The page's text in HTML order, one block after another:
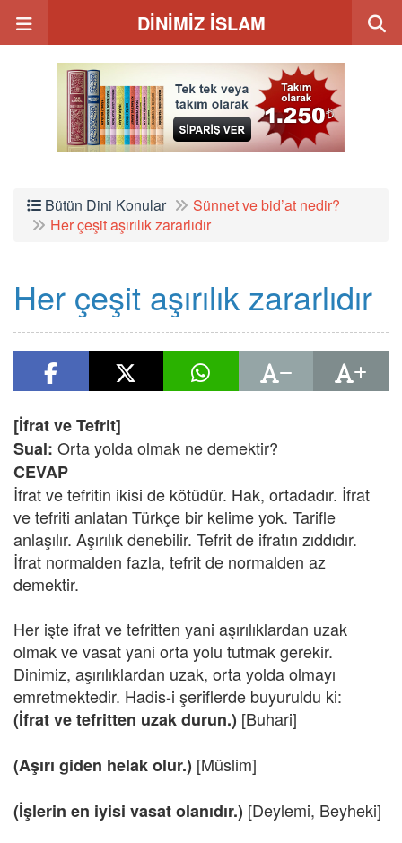
DİNİMİZ İSLAM
Bütün Dini Konular
Sünnet ve bid’at nedir?
Her çeşit aşırılık zararlıdır
Her çeşit aşırılık zararlıdır
[İfrat ve Tefrit]
Sual: Orta yolda olmak ne demektir?
CEVAP
İfrat ve tefritin ikisi de kötüdür. Hak, ortadadır. İfrat
ve tefriti anlatan Türkçe bir kelime yok. Tarifle
anlaşılır. Aşırılık denebilir. Tefrit de ifratın zıddıdır.
İfrat normalden fazla, tefrit de normalden az
demektir.
Her işte ifrat ve tefritten yani aşırılıklardan uzak
olmak ve vasat yani orta yolu tutmak gerekir.
Dinimiz, aşırılıklardan uzak, orta yolda olmayı
emretmektedir. Hadis-i şeriflerde buyuruldu ki:
(İfrat ve tefritten uzak durun.) [Buhari]
(Aşırı giden helak olur.) [Müslim]
(İşlerin en iyisi vasat olanıdır.) [Deylemi, Beyheki]